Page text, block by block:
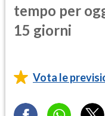
tempo per
15 giorni
Vota le